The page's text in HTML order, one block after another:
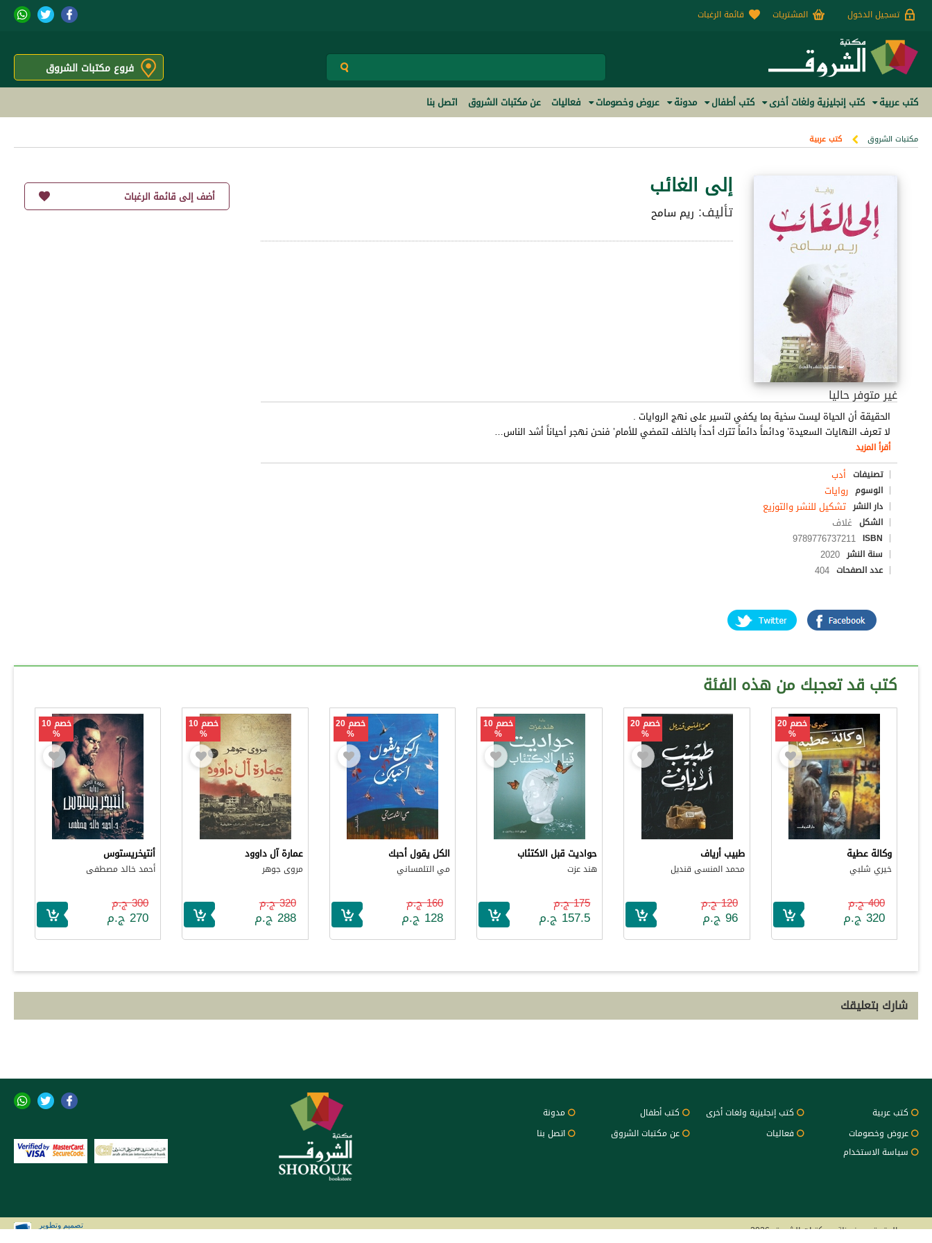
تسجيل الدخول المشتريات قائمة الرغبات
فروع مكتبات الشروق
كتب عربية كتب إنجليزية ولغات أخرى كتب أطفال مدونة عروض وخصومات فعاليات عن مكتبات الشروق اتصل بنا
مكتبات الشروق كتب عربية
إلى الغائب
تأليف: ريم سامح
غير متوفر حاليا
الحقيقة أن الحياة ليست سخية بما يكفي لتسير على نهج الروايات .
لا تعرف النهايات السعيدة’ ودائماً دائماً تترك أحداً بالخلف لتمضي للأمام’ فنحن نهجر أحياناً أشد الناس…
أقرأ المزيد
تصنيفات أدب
الوسوم روايات
دار النشر تشكيل للنشر والتوزيع
الشكل غلاف
ISBN
9789776737211
سنة النشر 2020
عدد الصفحات 404
أضف إلى قائمة الرغبات
كتب قد تعجبك من هذه الفئة
خصم 20
%
وكالة عطية
خيري شلبي
400 ج.م
320 ج.م
خصم 20
%
طبيب أرياف
محمد المنسى قنديل
120 ج.م
96 ج.م
خصم 10
%
حواديت قبل الاكتئاب
هند عزت
175 ج.م
157.5 ج.م
خصم 20
%
الكل يقول أحبك
مي التلمساني
160 ج.م
128 ج.م
خصم 10
%
عمارة آل داوود
مروى جوهر
320 ج.م
288 ج.م
خصم 10
%
أنتيخريستوس
أحمد خالد مصطفى
300 ج.م
270 ج.م
شارك بتعليقك
كتب عربية كتب إنجليزية ولغات أخرى كتب أطفال
مدونة
عروض وخصومات
فعاليات عن مكتبات الشروق
اتصل بنا
سياسة الاستخدام
جميع الحقوق محفوظة - مكتبات الشروق 2026
تصميم وتطوير